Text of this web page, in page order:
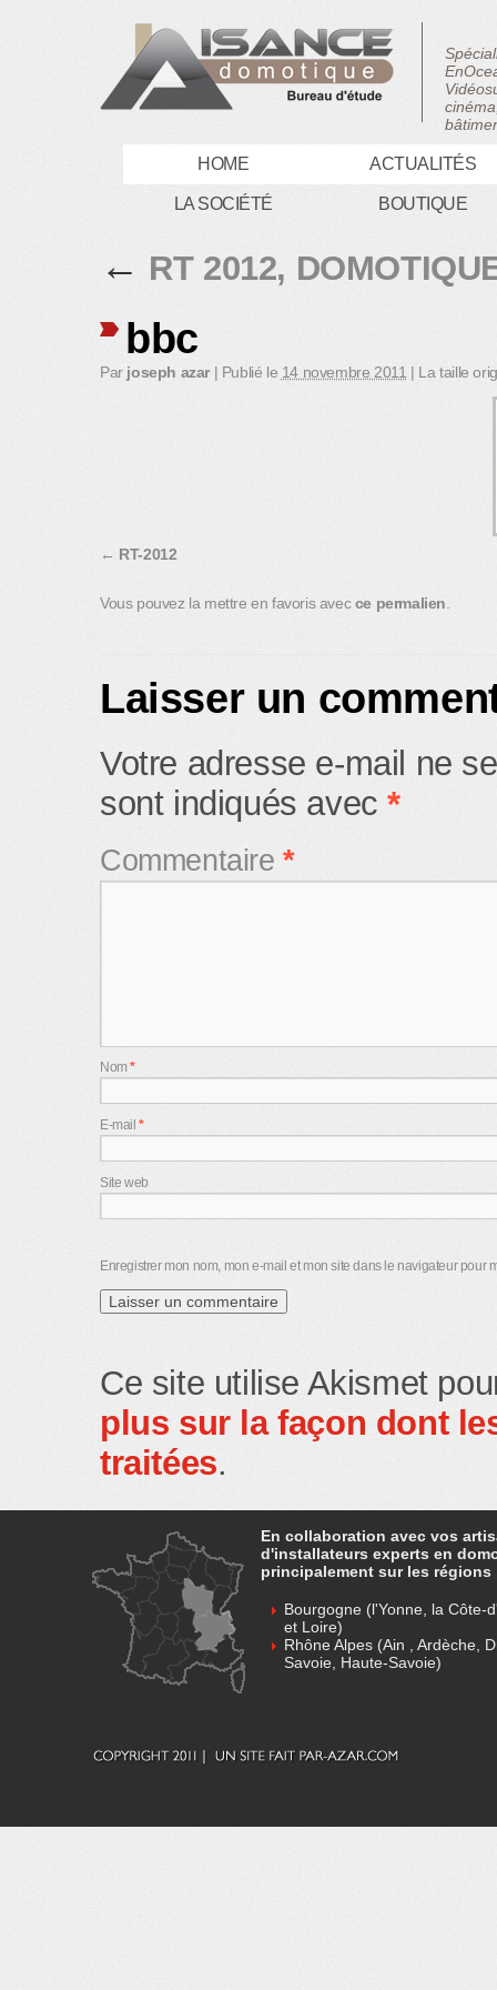
HOME ACTUALITÉS
LA SOCIÉTÉ BOUTIQUE
← RT 2012,
bbc
Par joseph azar | Publié le 14 novembre 2011 | La taille
RT-2012
Vous pouvez la mettre en favoris avecce permalien
Laisser un
Votre adresse e-mail ne
sont indiqués avec*
Commentaire*
Nom*
E-mail*
Site web
Enregistrer mon nom, mon e-mail et mon site dans le navigateur pour
Ce site utilise Akismet
plus sur la façon dont
traitées.
En collaboration avec vos
d'installateurs experts en
principalement sur les régions
Bourgogne (l'Yonne, la Côte-
et Loire)
Rhône Alpes (Ain , Ardèche,
Savoie, Haute-Savoie)